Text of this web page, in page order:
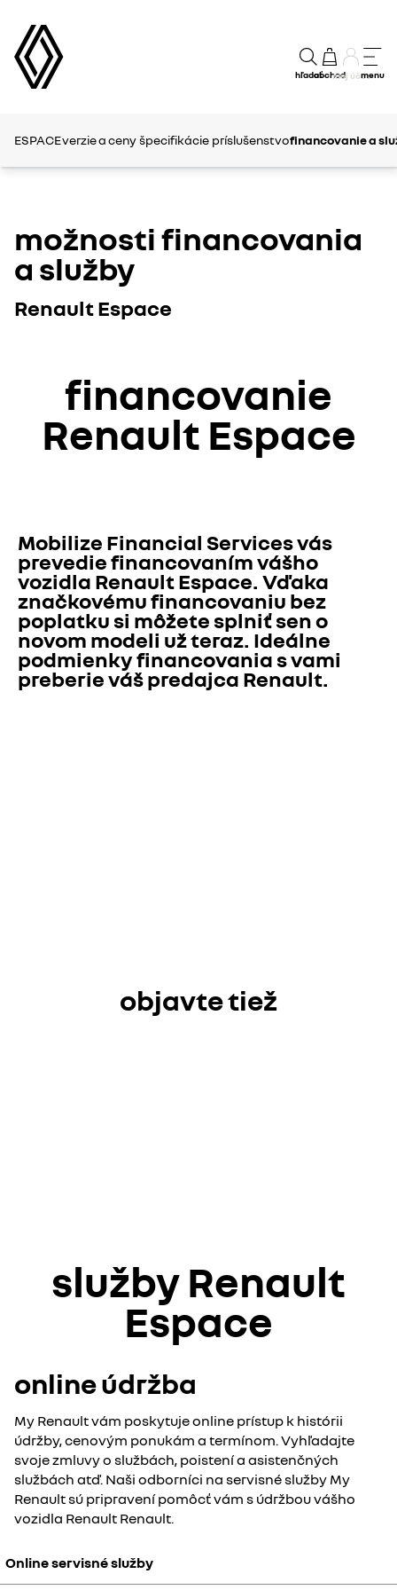
hľadaťobchodmôj účetmenu
ESPACEverzie a cenyšpecifikácie príslušenstvofinancovanie a
možnosti financovania
a služby
Renault Espace
financovanie
Renault Espace
Mobilize Financial Services vás
prevedie financovaním vášho
vozidla Renault Espace. Vďaka
značkovému financovaniu bez
poplatku si môžete splniť sen o
novom modeli už teraz. Ideálne
podmienky financovania s vami
preberie váš predajca Renault.
objavte tiež
služby Renault
Espace
online údržba
My Renault vám poskytuje online prístup k histórii
údržby, cenovým ponukám a termínom. Vyhľadajte
svoje zmluvy o službách, poistení a asistenčných
službách atď. Naši odborníci na servisné služby My
Renault sú pripravení pomôcť vám s údržbou vášho
vozidla Renault Renault.
Online servisné služby